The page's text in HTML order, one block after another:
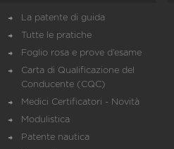
La patente di guida
Tutte le pratiche
Foglio rosa e prove d’esame
Carta di Qualificazione del
Conducente (CQC)
Medici Certificatori - Novità
Modulistica
Patente nautica